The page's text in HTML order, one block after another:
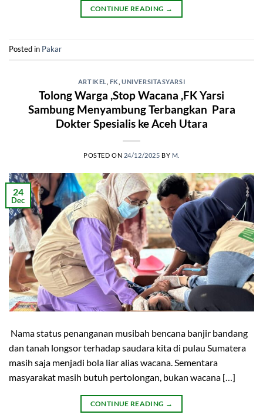
CONTINUE READING →
Posted in Pakar
ARTIKEL FK ,UNIVERSITASYARSI
Tolong Warga ,Stop Wacana ,FK Yarsi
Sambung Menyambung Terbangkan Para
Dokter Spesialis ke Aceh Utara
POSTED ON 24/12/2025 BY M.
24
Dec
Nama status penanganan musibah bencana banjir bandang
dan tanah longsor terhadap saudara kita di pulau Sumatera
masih saja menjadi bola liar alias wacana. Sementara
masyarakat masih butuh pertolongan, bukan wacana […]
CONTINUE READING →